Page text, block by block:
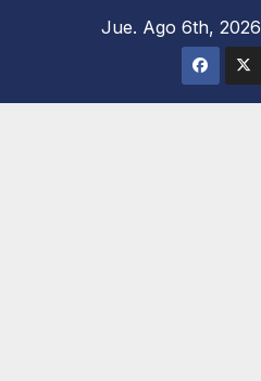
Jue. Ago 6th, 2026